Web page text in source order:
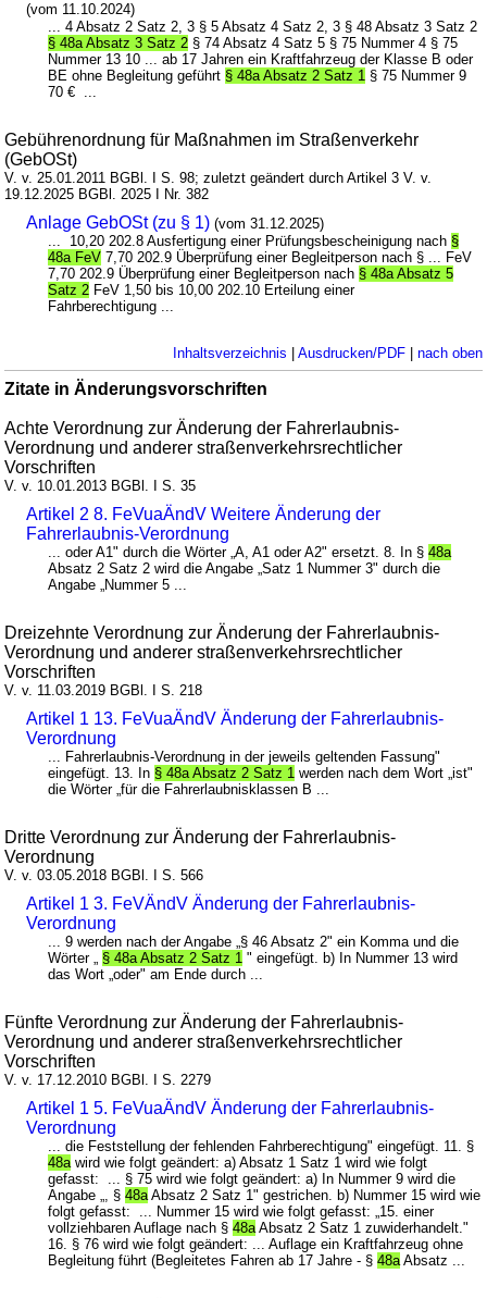
(vom 11.10.2024)
... 4 Absatz 2 Satz 2, 3 § 5 Absatz 4 Satz 2, 3 § 48 Absatz 3 Satz 2
§ 48a Absatz 3 Satz 2 § 74 Absatz 4 Satz 5 § 75 Nummer 4 § 75
Nummer 13 10 ... ab 17 Jahren ein Kraftfahrzeug der Klasse B oder
BE ohne Begleitung geführt § 48a Absatz 2 Satz 1 § 75 Nummer 9
70 € ...
Gebührenordnung für Maßnahmen im Straßenverkehr
(GebOSt)
V. v. 25.01.2011 BGBl. I S. 98; zuletzt geändert durch Artikel 3 V. v.
19.12.2025 BGBl. 2025 I Nr. 382
Anlage GebOSt (zu § 1) (vom 31.12.2025)
... 10,20 202.8 Ausfertigung einer Prüfungsbescheinigung nach §
48a FeV 7,70 202.9 Überprüfung einer Begleitperson nach § ... FeV
7,70 202.9 Überprüfung einer Begleitperson nach § 48a Absatz 5
Satz 2 FeV 1,50 bis 10,00 202.10 Erteilung einer
Fahrberechtigung ...
Inhaltsverzeichnis | Ausdrucken/PDF| nach oben
Zitate in Änderungsvorschriften
Achte Verordnung zur Änderung der Fahrerlaubnis-
Verordnung und anderer straßenverkehrsrechtlicher
Vorschriften
V. v. 10.01.2013 BGBl. I S. 35
Artikel 2 8. FeVuaÄndV Weitere Änderung der
Fahrerlaubnis-Verordnung
... oder A1" durch die Wörter „A, A1 oder A2" ersetzt. 8. In §48a
Absatz 2 Satz 2 wird die Angabe „Satz 1 Nummer 3" durch die
Angabe „Nummer 5 ...
Dreizehnte Verordnung zur Änderung der Fahrerlaubnis-
Verordnung und anderer straßenverkehrsrechtlicher
Vorschriften
V. v. 11.03.2019 BGBl. I S. 218
Artikel 1 13. FeVuaÄndV Änderung der Fahrerlaubnis-
Verordnung
... Fahrerlaubnis-Verordnung in der jeweils geltenden Fassung"
eingefügt. 13. In § 48a Absatz 2 Satz 1 werden nach dem Wort „ist"
die Wörter „für die Fahrerlaubnisklassen B ...
Dritte Verordnung zur Änderung der Fahrerlaubnis-
Verordnung
V. v. 03.05.2018 BGBl. I S. 566
Artikel 1 3. FeVÄndV Änderung der Fahrerlaubnis-
Verordnung
... 9 werden nach der Angabe „§ 46 Absatz 2" ein Komma und die
Wörter „ § 48a Absatz 2 Satz 1 " eingefügt. b) In Nummer 13 wird
das Wort „oder" am Ende durch ...
Fünfte Verordnung zur Änderung der Fahrerlaubnis-
Verordnung und anderer straßenverkehrsrechtlicher
Vorschriften
V. v. 17.12.2010 BGBl. I S. 2279
Artikel 1 5. FeVuaÄndV Änderung der Fahrerlaubnis-
Verordnung
... die Feststellung der fehlenden Fahrberechtigung" eingefügt. 11. §
48a wird wie folgt geändert: a) Absatz 1 Satz 1 wird wie folgt
gefasst: ... § 75 wird wie folgt geändert: a) In Nummer 9 wird die
Angabe „, §48a Absatz 2 Satz 1" gestrichen. b) Nummer 15 wird wie
folgt gefasst: ... Nummer 15 wird wie folgt gefasst: „15. einer
vollziehbaren Auflage nach §48a Absatz 2 Satz 1 zuwiderhandelt."
16. § 76 wird wie folgt geändert: ... Auflage ein Kraftfahrzeug ohne
Begleitung führt (Begleitetes Fahren ab 17 Jahre - §48a Absatz ...